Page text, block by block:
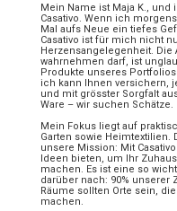
Mein Name ist Maja K.,
Casativo. Wenn ich
Mal aufs Neue ein tiefes
Casativo ist für mich nicht
Herzensangelegenheit.
wahrnehmen darf, ist
Produkte unseres
ich kann Ihnen versichern,
und mit grösster Sorgfalt
Ware – wir suchen Schätze.
Mein Fokus liegt auf
Garten sowie
unsere Mission: Mit
Ideen bieten, um Ihr
machen. Es ist eine so
darüber nach: 90% unserer
Räume sollten Orte sein,
machen.